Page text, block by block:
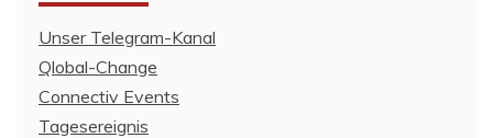
Unser Telegram-Kanal
Qlobal-Change
Connectiv Events
Tagesereignis